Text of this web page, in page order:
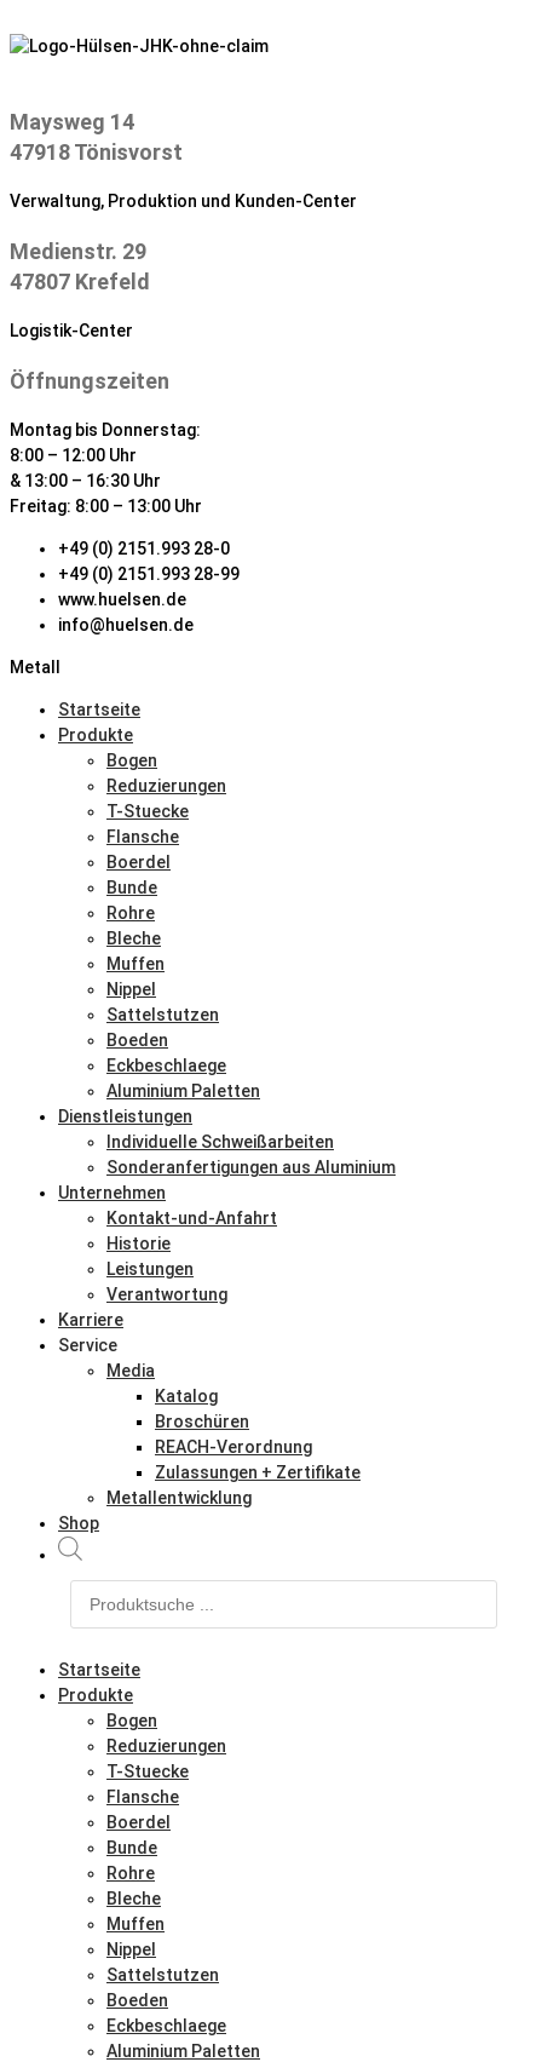
Inhalt
Maysweg 14
47918 Tönisvorst
Verwaltung, Produktion und Kunden-Center
Medienstr. 29
47807 Krefeld
Logistik-Center
Öffnungszeiten
Montag bis Donnerstag:
8:00 – 12:00 Uhr
& 13:00 – 16:30 Uhr
Freitag: 8:00 – 13:00 Uhr
+49 (0) 2151.993 28-0
+49 (0) 2151.993 28-99
www.huelsen.de
info@huelsen.de
Metall
Startseite
Produkte
Bogen
Reduzierungen
T-Stuecke
Flansche
Boerdel
Bunde
Rohre
Bleche
Muffen
Nippel
Sattelstutzen
Boeden
Eckbeschlaege
Aluminium Paletten
Dienstleistungen
Individuelle Schweißarbeiten
Sonderanfertigungen aus Aluminium
Unternehmen
Kontakt-und-Anfahrt
Historie
Leistungen
Verantwortung
Karriere
Service
Media
Katalog
Broschüren
REACH-Verordnung
Zulassungen + Zertifikate
Metallentwicklung
Shop
Startseite
Produkte
Bogen
Reduzierungen
T-Stuecke
Flansche
Boerdel
Bunde
Rohre
Bleche
Muffen
Nippel
Sattelstutzen
Boeden
Eckbeschlaege
Aluminium Paletten